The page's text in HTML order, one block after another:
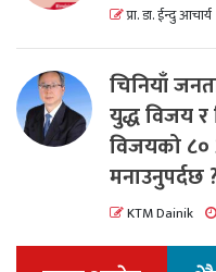
प्रा. डा. ईन्दु आचार्य
चिनियाँ
युद्ध विजय र
विजयको ८०
मनाउनुपर्दछ
KTM Dainik